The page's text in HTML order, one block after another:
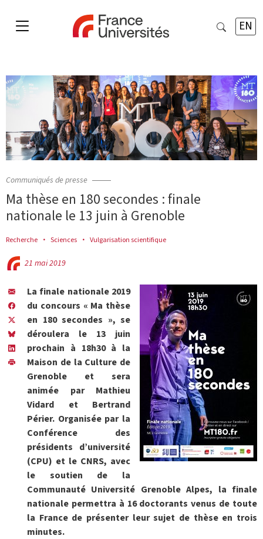
EN
Communiqués de presse
Ma thèse en 180 secondes : finale
nationale le 13 juin à Grenoble
Recherche Sciences Vulgarisation scientifique
21 mai 2019
La finale nationale 2019
du concours « Ma thèse
en 180 secondes », se
déroulera le 13 juin
prochain à 18h30 à la
Maison de la Culture de
Grenoble et sera
animée par Mathieu
Vidard et Bertrand
Périer. Organisée par la
Conférence des
présidents d’université
(CPU) et le CNRS, avec
le soutien de la
Communauté Université Grenoble Alpes, la finale
nationale permettra à 16 doctorants venus de toute
la France de présenter leur sujet de thèse en trois
minutes.